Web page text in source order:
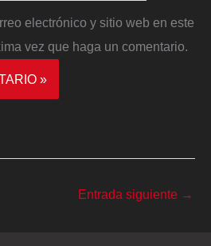
electrónico y sitio web en este
vez que haga un comentario.
Entrada siguiente →